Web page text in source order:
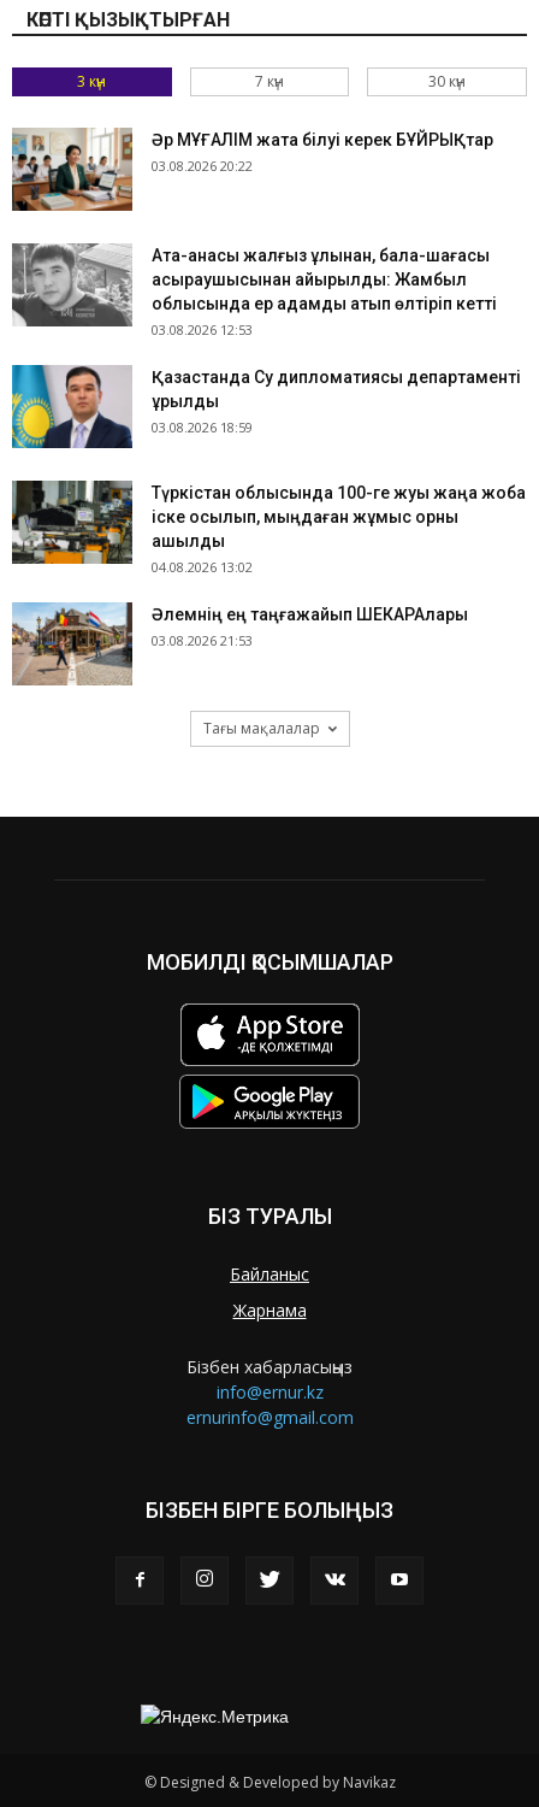
КӨПТІ ҚЫЗЫҚТЫРҒАН
3 күн 7 күн 30 күн
Әр МҰҒАЛІМ жатқа білуі керек БҰЙРЫҚтар
03.08.2026 20:22
Ата-анасы жалғыз ұлынан, бала-шағасы
асыраушысынан айырылды: Жамбыл
облысында ер адамды атып өлтіріп кетті
03.08.2026 12:53
Қазақстанда Су дипломатиясы департаменті
құрылды
03.08.2026 18:59
Түркістан облысында 100-ге жуық жаңа жоба
іске қосылып, мыңдаған жұмыс орны
ашылды
04.08.2026 13:02
​Әлемнің ең таңғажайып ШЕКАРАлары
03.08.2026 21:53
Тағы мақалалар
МОБИЛДІ ҚОСЫМШАЛАР
БІЗ ТУРАЛЫ
Байланыс
Жарнама
Бізбен хабарласыңыз
info@ernur.kz
ernurinfo@gmail.com
БІЗБЕН БІРГЕ БОЛЫҢЫЗ
© Designed & Developed by Navikaz